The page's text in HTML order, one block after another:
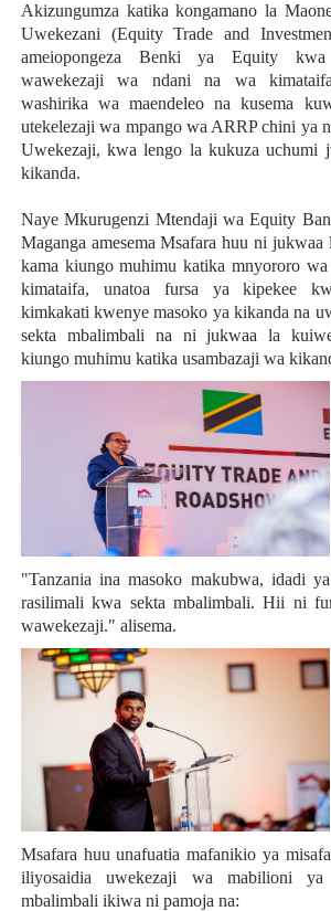
Akizungumza katikakongamano la
Uwekezani (Equity Trade and
ameiopongeza Benki ya Equity kwa
wawekezaji wa ndani na wa
washirika wa maendeleo na kusema
utekelezaji wa mpango wa ARRP chini ya
Uwekezaji, kwa lengo la kukuza uchumi
kikanda.
Naye Mkurugenzi Mtendaji wa Equity
Maganga amesema Msafara huu ni jukwaa
kama kiungo muhimu katika mnyororo
kimataifa, unatoa fursa ya kipekee
kimkakati kwenye masoko ya kikanda na
sekta mbalimbali na ni jukwaa la
kiungo muhimu katika usambazaji wa
"Tanzania ina masoko makubwa, idadi
rasilimali kwa sekta mbalimbali. Hii ni
wawekezaji." alisema.
Msafara huu unafuatia mafanikio ya
iliyosaidia uwekezaji wa mabilioni
mbalimbali ikiwa ni pamoja na: